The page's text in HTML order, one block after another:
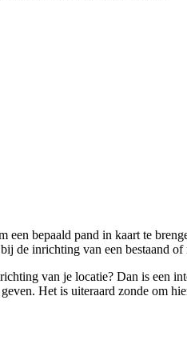
bepaald pand in kaart te
de inrichting van een bestaand
van je locatie? Dan is een
Het is uiteraard zonde om